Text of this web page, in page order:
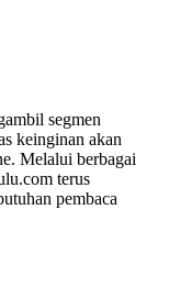
segmen
keinginan akan
Melalui berbagai
terus
pembaca